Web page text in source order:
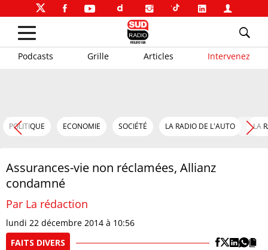
Podcasts Grille Articles Intervenez
POLITIQUE ECONOMIE SOCIÉTÉ LA RADIO DE L'AUTO LA
Assurances-vie non réclamées, Allianz
condamné
Par La rédaction
lundi 22 décembre 2014 à 10:56
FAITS DIVERS